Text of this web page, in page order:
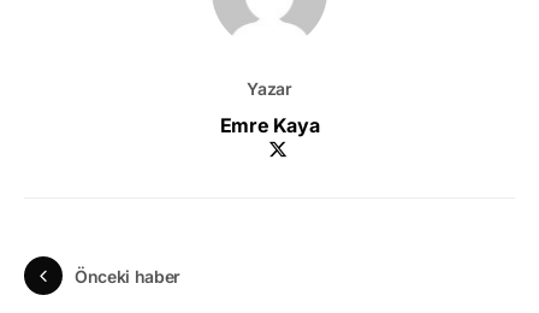
Yazar
Emre Kaya
Önceki haber